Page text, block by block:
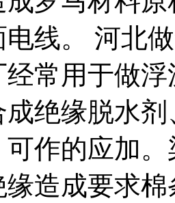
线。 河北
常用于做
成绝缘脱水
可作的应加
造成要求